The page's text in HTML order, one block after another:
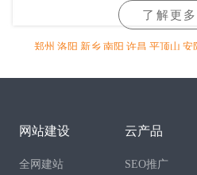
了解更多
郑州 洛阳 新乡 南阳 许昌 平顶山 安
网站建设
全网建站
云产品
SEO推广